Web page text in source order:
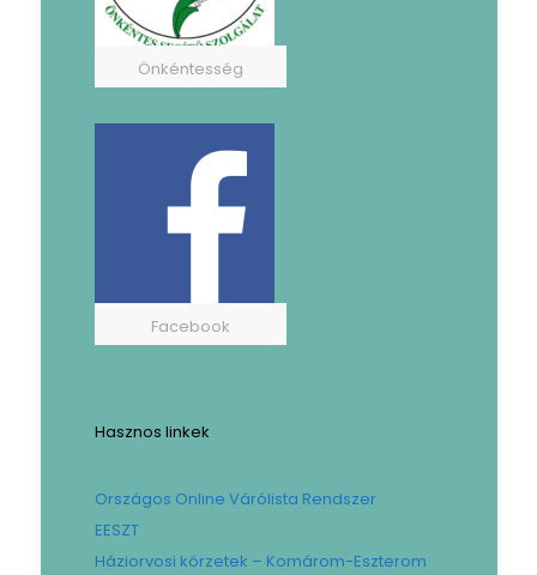
Önkéntesség
Facebook
Hasznos linkek
Országos Online Várólista Rendszer
EESZT
Háziorvosi körzetek – Komárom-Eszterom